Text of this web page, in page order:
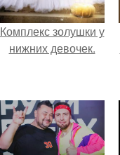
Комплекс золушки у
нижних девочек.